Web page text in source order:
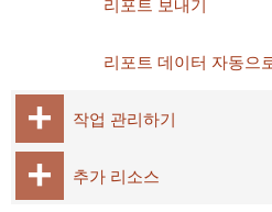
리포트 보내기
리포트 데이터 자동으
작업 관리하기
추가 리소스